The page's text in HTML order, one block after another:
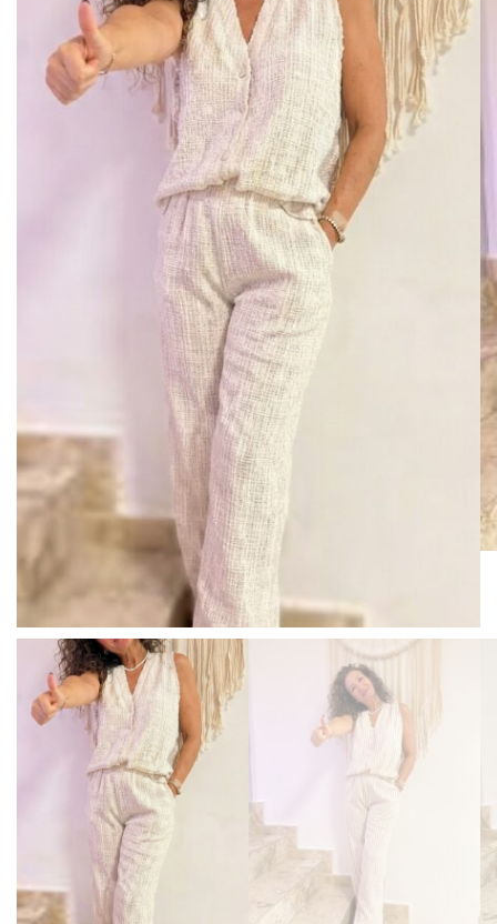
MODA CHICA
BEAUTY
PERFUMES
BISUTERIA
BOLSOS Y MONEDEROS
CALZADO
COMPLEMENTOS
TECNOLOGIA
HOGAR
TARJETAS REGALO